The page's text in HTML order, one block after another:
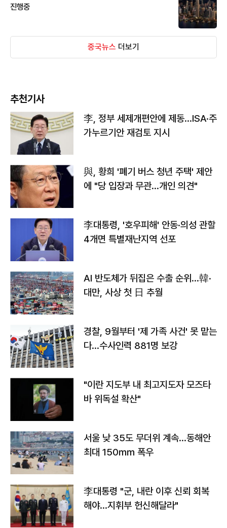
진행중
중국뉴스 더보기
추천기사
李, 정부 세제개편안에 제동…ISA·주
가누르기안 재검토 지시
與, 황희 '폐기 버스 청년 주택' 제안
에 "당 입장과 무관…개인 의견"
李대통령, '호우피해' 안동·의성 관할
4개면 특별재난지역 선포
AI 반도체가 뒤집은 수출 순위…韓·
대만, 사상 첫 日 추월
경찰, 9월부터 '제 가족 사건' 못 맡는
다…수사인력 881명 보강
"이란 지도부 내 최고지도자 모즈타
바 위독설 확산"
서울 낮 35도 무더위 계속…동해안
최대 150㎜ 폭우
李대통령 "군, 내란 이후 신뢰 회복
해야…지휘부 헌신해달라"